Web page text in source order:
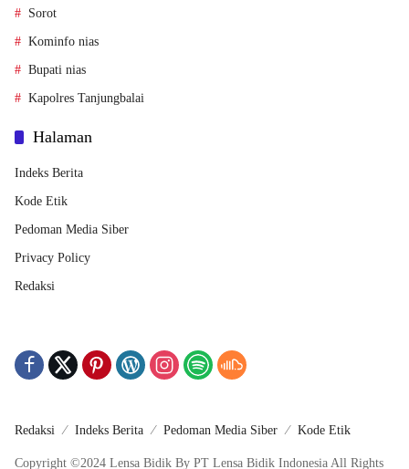
Sorot
Kominfo nias
Bupati nias
Kapolres Tanjungbalai
Halaman
Indeks Berita
Kode Etik
Pedoman Media Siber
Privacy Policy
Redaksi
Redaksi Indeks Berita Pedoman Media Siber Kode Etik
Copyright ©2024 Lensa Bidik By PT Lensa Bidik Indonesia All Rights